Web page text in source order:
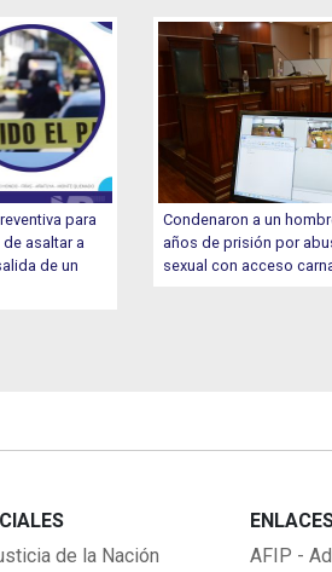
para
asaltar a
de un
Condenaron a un
años de prisión por
sexual con acceso
de la Nación
AFIP -